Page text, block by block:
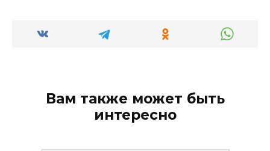
Вам также может быть
интересно